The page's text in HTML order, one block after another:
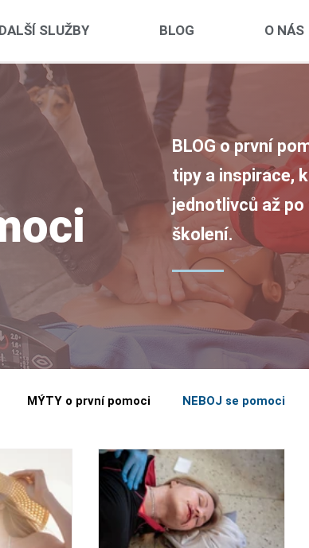
DALŠÍ SLUŽBY BLOG O NÁS
BLOG o první
tipy a inspirace,
jednotlivců až
školení.
MÝTY o první pomoci NEBOJ se pomoci